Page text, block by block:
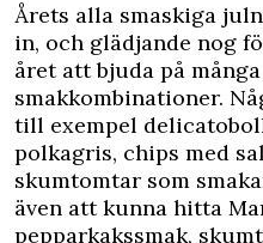
Årets alla smaskiga
in, och glädjande nog
året att bjuda på
smakkombinationer.
till exempel
polkagris, chips med
skumtomtar som
även att kunna hitta
pepparkakssmak,